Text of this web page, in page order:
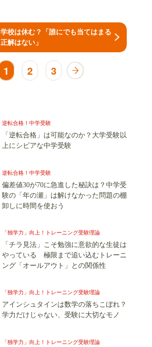
学校は休む？「誰にでも当てはまる
正解はない」
1 2 3
逆転合格！中学受験
「逆転合格」は可能なのか？大学受験以
上にシビアな中学受験
逆転合格！中学受験
偏差値30が70に急進した秘訣は？中学受
験の「年の瀬」は解けなかった問題の棚
卸しに時間を使おう
「独学力」向上！トレーニング受験理論
「チラ見法」こそ勉強に意欲的な生徒は
やっている 極限まで追い込むトレーニ
ング「オールアウト」との関係性
「独学力」向上！トレーニング受験理論
アインシュタインは数学の落ちこぼれ？
学力だけじゃない、受験に大切なモノ
「独学力」向上！トレーニング受験理論